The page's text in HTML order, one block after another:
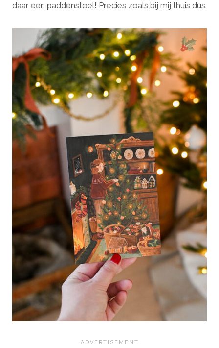
daar een paddenstoel! Precies zoals bij mij thuis dus.